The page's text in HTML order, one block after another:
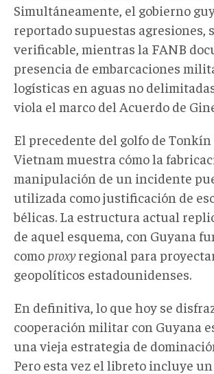
Simultáneamente, el gobierno
reportado supuestas agresiones,
verificable, mientras la FANB
presencia de embarcaciones
logísticas en aguas no
viola el marco del Acuerdo de
El precedente del golfo de Tonkín
Vietnam muestra cómo la
manipulación de un incidente
utilizada como justificación de
bélicas. La estructura actual
de aquel esquema, con Guyana
como proxyregional para
geopolíticos estadounidenses.
En definitiva, lo que hoy se
cooperación militar con Guyana
una vieja estrategia de
Pero esta vez el libreto incluye